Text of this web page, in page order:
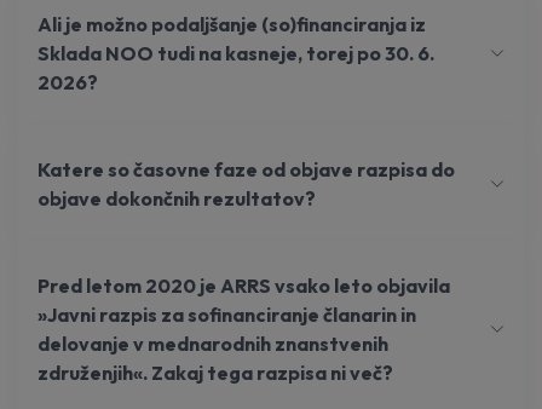
Ali je možno podaljšanje (so)financiranja iz
Sklada NOO tudi na kasneje, torej po 30. 6.
2026?
Katere so časovne faze od objave razpisa do
objave dokončnih rezultatov?
Pred letom 2020 je ARRS vsako leto objavila
»Javni razpis za sofinanciranje članarin in
delovanje v mednarodnih znanstvenih
združenjih«. Zakaj tega razpisa ni več?